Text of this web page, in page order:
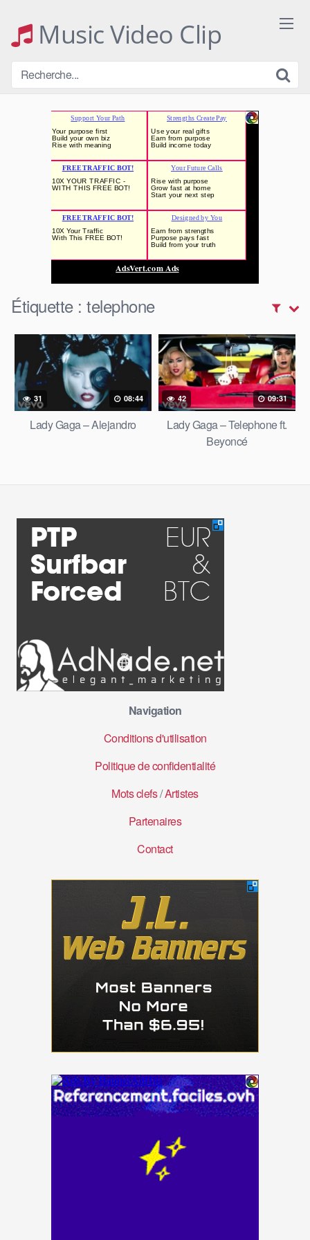
contentMusic Video Clip
Étiquette : telephone
31 08:44
Lady Gaga – Alejandro
42 09:31
Lady Gaga – Telephone ft.
Beyoncé
Navigation
Conditions d'utilisation
Politique de confidentialité
Mots clefs/Artistes
Partenaires
Contact